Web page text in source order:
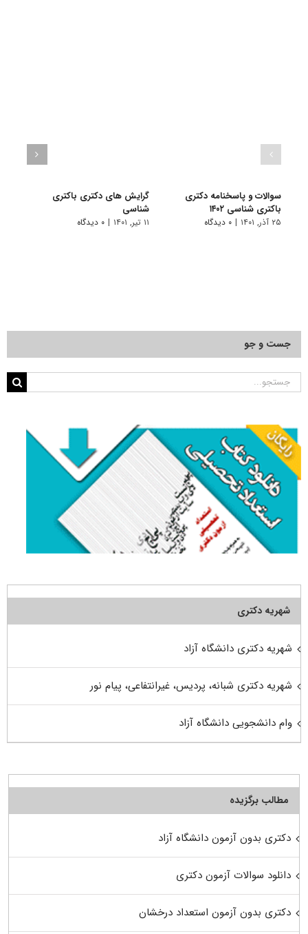
سوالات و پاسخنامه دکتری
باکتری شناسی ۱۴۰۲
۲۵ آذر, ۱۴۰۱ | ۰ دیدگاه
گرایش های دکتری باکتری
شناسی
۱۱ تیر, ۱۴۰۱ | ۰ دیدگاه
جست و جو
جستجو
شهریه دکتری
شهریه دکتری دانشگاه آزاد
شهریه دکتری شبانه، پردیس، غیرانتفاعی، پیام نور
وام دانشجویی دانشگاه آزاد
مطالب برگزیده
دکتری بدون آزمون دانشگاه آزاد
دانلود سوالات آزمون دکتری
دکتری بدون آزمون استعداد درخشان